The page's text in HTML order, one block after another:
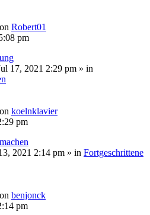
Robert01
pm
17, 2021 2:29 pm » in
koelnklavier
pm
2021 2:14 pm » in Fortgeschrittene
benjonck
pm